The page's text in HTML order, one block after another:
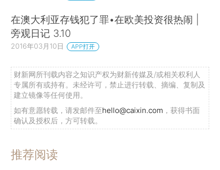
在澳大利亚存钱犯了罪•在欧美投资很热闹 |
旁观日记 3.10
2016年03月10日 APP打开
财新网所刊载内容之知识产权为财新传媒及/或相关权利人
专属所有或持有。未经许可，禁止进行转载、摘编、复制及
建立镜像等任何使用。
如有意愿转载，请发邮件至hello@caixin.com ，获得书面
确认及授权后，方可转载。
推荐阅读